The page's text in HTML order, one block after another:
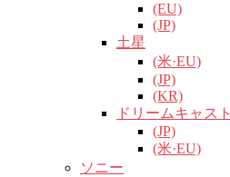
(EU)
(JP)
土星
(米·EU)
(JP)
(KR)
ドリームキャスト
(JP)
(米·EU)
ソニー